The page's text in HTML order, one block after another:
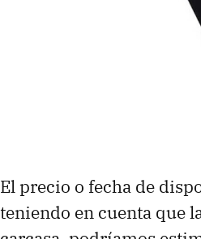
El precio o fecha de
teniendo en cuenta que